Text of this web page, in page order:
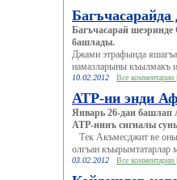
Багъчасарай
башлады.
Джами этрафында
намазларыны къылмакъ
10.02.2012 Все комментарии
АТР-ни энди
Январь 26-дан башлап
АТР-нинъ сигналы
Тек Акъмесджит ве
олгъан къырымтатарлар
03.02.2012 Все комментарии